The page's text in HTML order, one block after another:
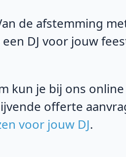
de afstemming
DJ voor jouw
kun je bij ons
offerte
voor jouw DJ.